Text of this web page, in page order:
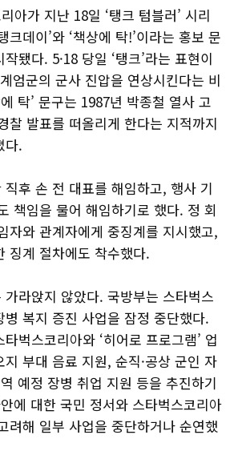
아가 지난 18일 ‘탱크 텀블러’ 시리
크데이’와 ‘책상에 탁!’이라는 홍보 문
됐다. 5·18 당일 ‘탱크’라는 표현이
엄군의 군사 진압을 연상시킨다는 비
탁’ 문구는 1987년 박종철 열사 고
찰 발표를 떠올리게 한다는 지적까지
다.
직후 손 전 대표를 해임하고, 행사 기
책임을 물어 해임하기로 했다. 정 회
자와 관계자에게 중징계를 지시했고,
징계 절차에도 착수했다.
라앉지 않았다. 국방부는 스타벅스
복지 증진 사업을 잠정 중단했다.
벅스코리아와 ‘히어로 프로그램’ 업
부대 음료 지원, 순직·공상 군인 자
예정 장병 취업 지원 등을 추진하기
에 대한 국민 정서와 스타벅스코리아
려해 일부 사업을 중단하거나 순연했